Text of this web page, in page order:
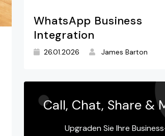
WhatsApp Business
Integration
26.01.2026 James Barton
Call, Chat, Share &
Upgraden Sie Ihre